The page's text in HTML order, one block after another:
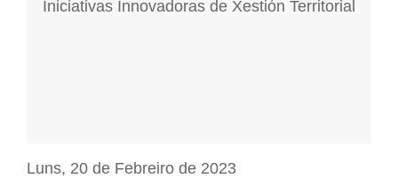
Luns, 20 de Febreiro de 2023